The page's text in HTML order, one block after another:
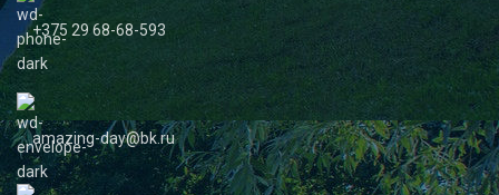
+375 29 68-68-593
amazing-day@bk.ru